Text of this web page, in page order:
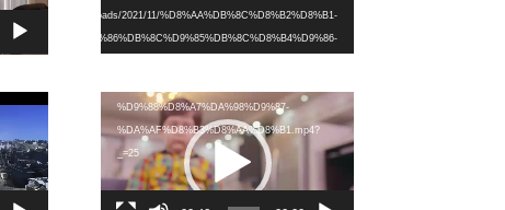
content/uploads/2021/11/%D8%AA%DB%8C%D8%B2%D8%B1-
%D8%A7%D9%86%DB%8C%D9%85%DB%8C%D8%B4%D9%86-
%D9%88%D8%A7%DA%98%D9%87-
%DA%AF%D8%B3%D8%AA%D8%B1.mp4?
_=25
نمایشگر
ویدیو
نمایشگر
ویدیو